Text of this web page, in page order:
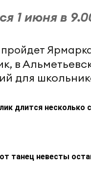
1 июня в
в
для
длится несколько
танец невесты